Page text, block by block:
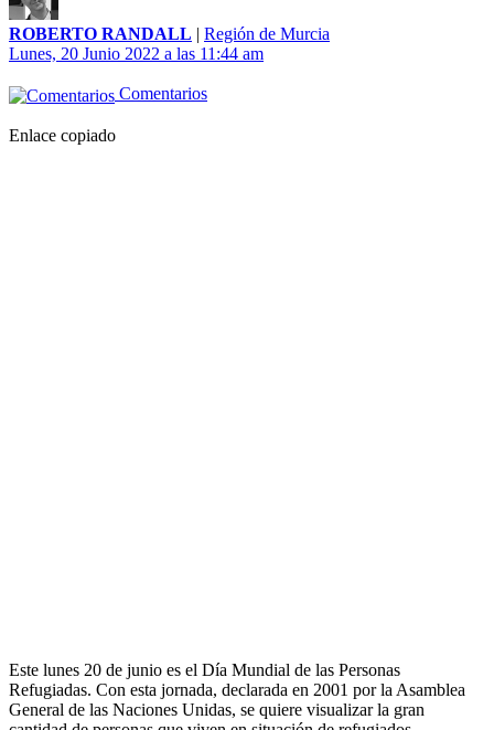
ROBERTO RANDALL | Región de Murcia
Lunes, 20 Junio 2022 a las 11:44 am
Comentarios
Enlace copiado
Este lunes 20 de junio es el Día Mundial de las Personas
Refugiadas. Con esta jornada, declarada en 2001 por la Asamblea
General de las Naciones Unidas, se quiere visualizar la gran